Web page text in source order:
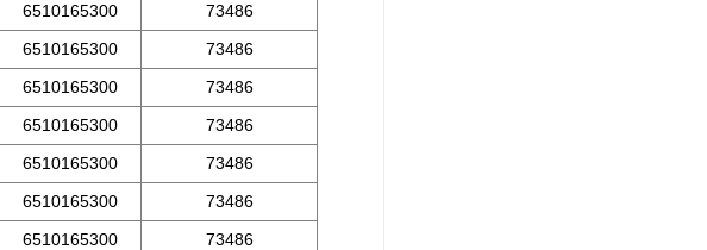
6510165300
73486
6510165300
73486
6510165300
73486
6510165300
73486
6510165300
73486
6510165300
73486
6510165300
73486